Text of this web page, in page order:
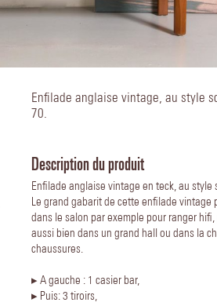
Enfilade anglaise vintage, au style
70.
Description du produit
Enfilade anglaise vintage en teck, au
Le grand gabarit de cette enfilade
dans le salon par exemple pour ranger
aussi bien dans un grand hall ou dans la
chaussures.
▸ A gauche : 1 casier bar,
▸ Puis: 3 tiroirs,